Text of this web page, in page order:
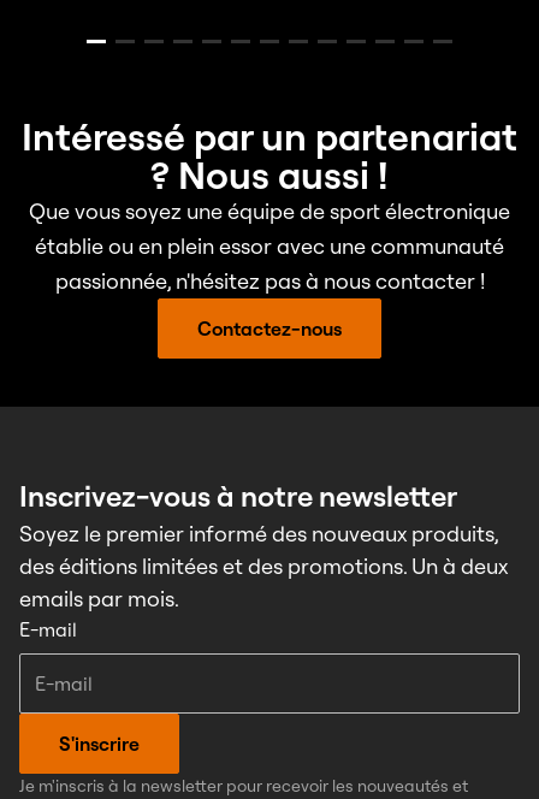
Intéressé par un partenariat
? Nous aussi !
Que vous soyez une équipe de sport électronique
établie ou en plein essor avec une communauté
passionnée, n'hésitez pas à nous contacter !
Contactez-nous
Inscrivez-vous à notre newsletter
Soyez le premier informé des nouveaux produits,
des éditions limitées et des promotions. Un à deux
emails par mois.
E-mail
S'inscrire
Je m'inscris à la newsletter pour recevoir les nouveautés et